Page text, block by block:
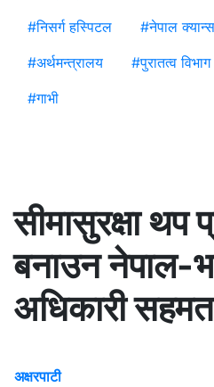
#निसर्ग हस्पिटल #नेपाल
#अर्थमन्त्रालय #पुरातत्व विभाग
#गाभी
सीमासुरक्षा थप
बनाउन नेपाल-
अधिकारी सहमत
अक्षरपाटी